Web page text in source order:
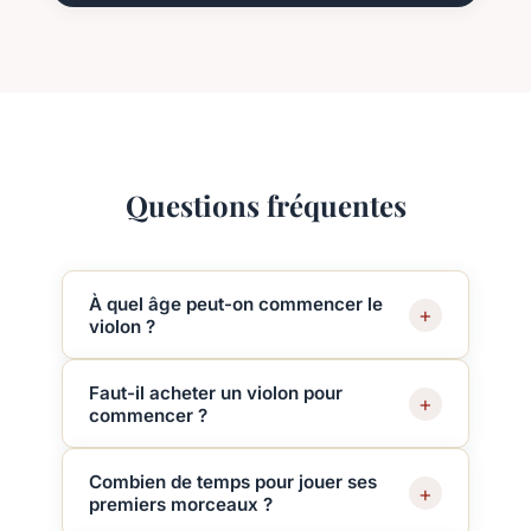
Questions fréquentes
À quel âge peut-on commencer le
violon ?
+
avec un violon adapté à leur taille. Il n'y a
pas de limite d'âge supérieure : adultes et
Faut-il acheter un violon pour
commencer ?
+
Votre professeur pourra vous conseiller sur
la taille et le modèle adaptés.
Combien de temps pour jouer ses
premiers morceaux ?
+